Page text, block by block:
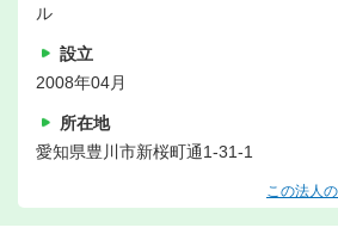
ル
設立
2008年04月
所在地
愛知県豊川市新桜町通1-31-1
この法人